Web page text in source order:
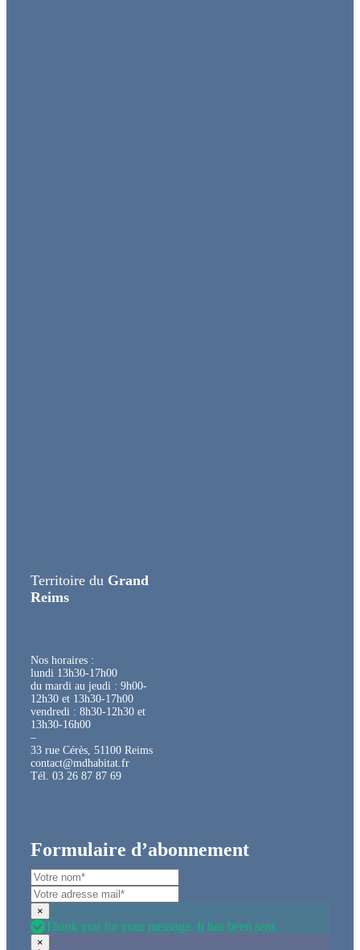
Territoire du Grand
Reims
Nos horaires :
lundi 13h30-17h00
du mardi au jeudi : 9h00-
12h30 et 13h30-17h00
vendredi : 8h30-12h30 et
13h30-16h00
–
33 rue Cérès, 51100 Reims
contact@mdhabitat.fr
Tél. 03 26 87 87 69
Formulaire d’abonnement
×
Thank you for your message. It has been sent.
×